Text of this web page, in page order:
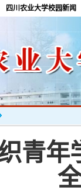
四川农业大学校园新闻
青